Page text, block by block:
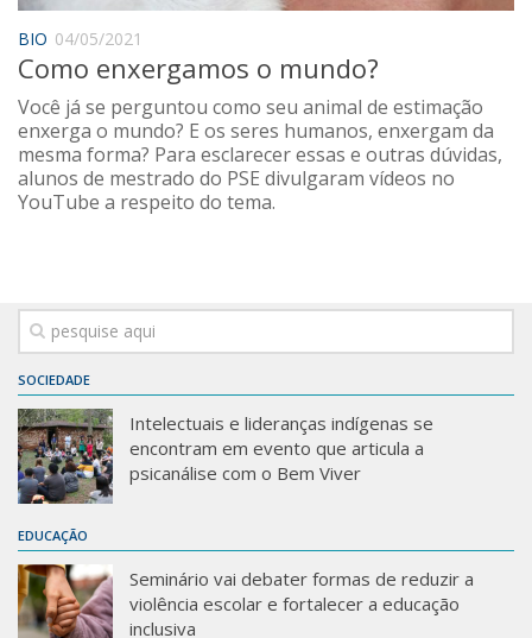
BIO 04/05/2021
Como enxergamos o mundo?
Você já se perguntou como seu animal de estimação
enxerga o mundo? E os seres humanos, enxergam da
mesma forma? Para esclarecer essas e outras dúvidas,
alunos de mestrado do PSE divulgaram vídeos no
YouTube a respeito do tema.
SOCIEDADE
Intelectuais e lideranças indígenas se
encontram em evento que articula a
psicanálise com o Bem Viver
EDUCAÇÃO
Seminário vai debater formas de reduzir a
violência escolar e fortalecer a educação
inclusiva